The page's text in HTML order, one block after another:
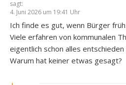
sagt:
4. Juni 2026 um 19:41 Uhr
Ich fin­de es gut, wenn Bür­ger
Vie­le erfah­ren von kom­mu­na­len
eigent­lich schon alles
War­um hat kei­ner etwas gesagt?